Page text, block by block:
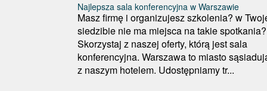
Najlepsza sala konferencyjna w Warszawie
Masz firmę i organizujesz szkolenia? w
siedzibie nie ma miejsca na takie spotkania?
Skorzystaj z naszej oferty, którą jest sala
konferencyjna. Warszawa to miasto
z naszym hotelem. Udostępniamy tr...